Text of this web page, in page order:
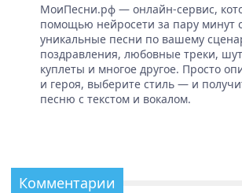
МоиПесни.рф — онлайн-сервис,
помощью нейросети за пару минут
уникальные песни по вашему
поздравления, любовные треки,
куплеты и многое другое. Просто
и героя, выберите стиль — и
песню с текстом и вокалом.
Комментарии